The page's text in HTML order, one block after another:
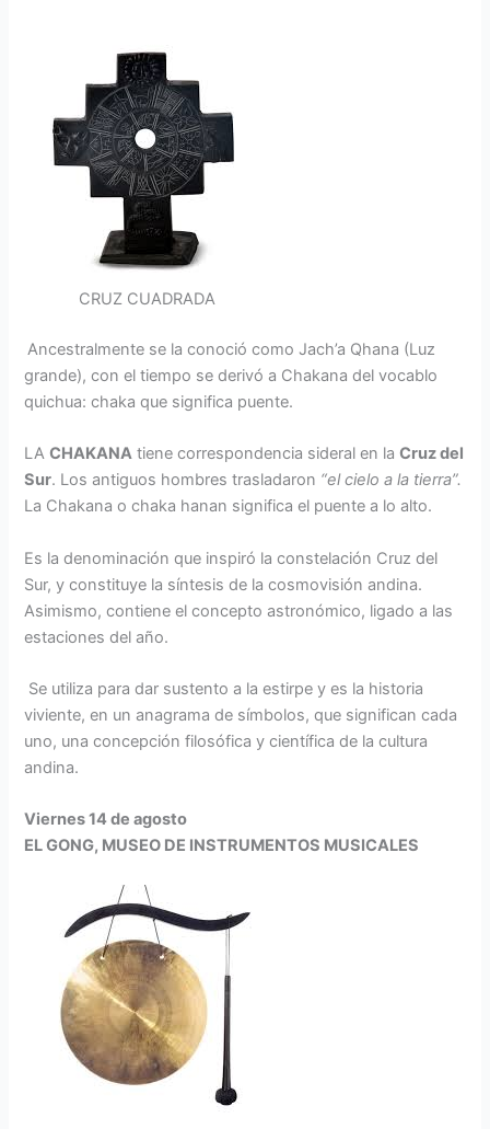
CRUZ CUADRADA
Ancestralmente se la conoció como Jach’a Qhana (Luz
grande), con el tiempo se derivó a Chakana del vocablo
quichua: chaka que significa puente.
LACHAKANA tiene correspondencia sideral en laCruz del
Sur. Los antiguos hombres trasladaron “el cielo a la tierra”.
La Chakana o chaka hanan significa el puente a lo alto.
Es la denominación que inspiró la constelación Cruz del
Sur, y constituye la síntesis de la cosmovisión andina.
Asimismo, contiene el concepto astronómico, ligado a las
estaciones del año.
Se utiliza para dar sustento a la estirpe y es la historia
viviente, en un anagrama de símbolos, que significan cada
uno, una concepción filosófica y científica de la cultura
andina.
Viernes 14 de agosto
EL GONG, MUSEO DE INSTRUMENTOS MUSICALES